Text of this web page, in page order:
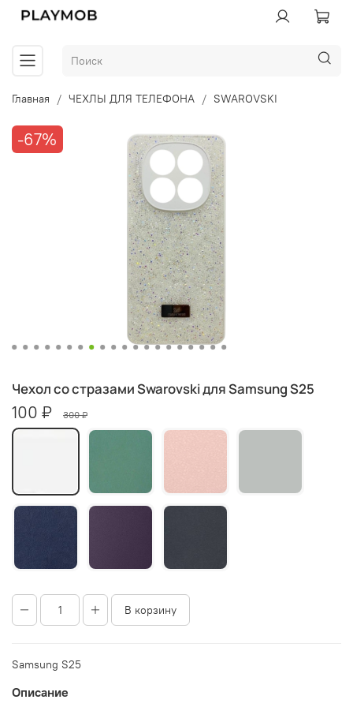
Главная ЧЕХЛЫ ДЛЯ ТЕЛЕФОНА SWAROVSKI
-67%
Чехол со стразами Swarovski для Samsung S25
100 ₽ 300 ₽
В корзину
Samsung S25
Описание